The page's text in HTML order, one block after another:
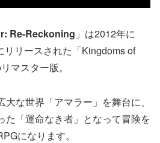
Re-Reckoning 」は2012年に
リースされた「Kingdoms of
マスター版。
な世界「アマラー」を舞台に、
た「運命なき者」となって冒険を
になります。